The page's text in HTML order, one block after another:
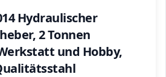
Hydraulischer
2 Tonnen
und Hobby,